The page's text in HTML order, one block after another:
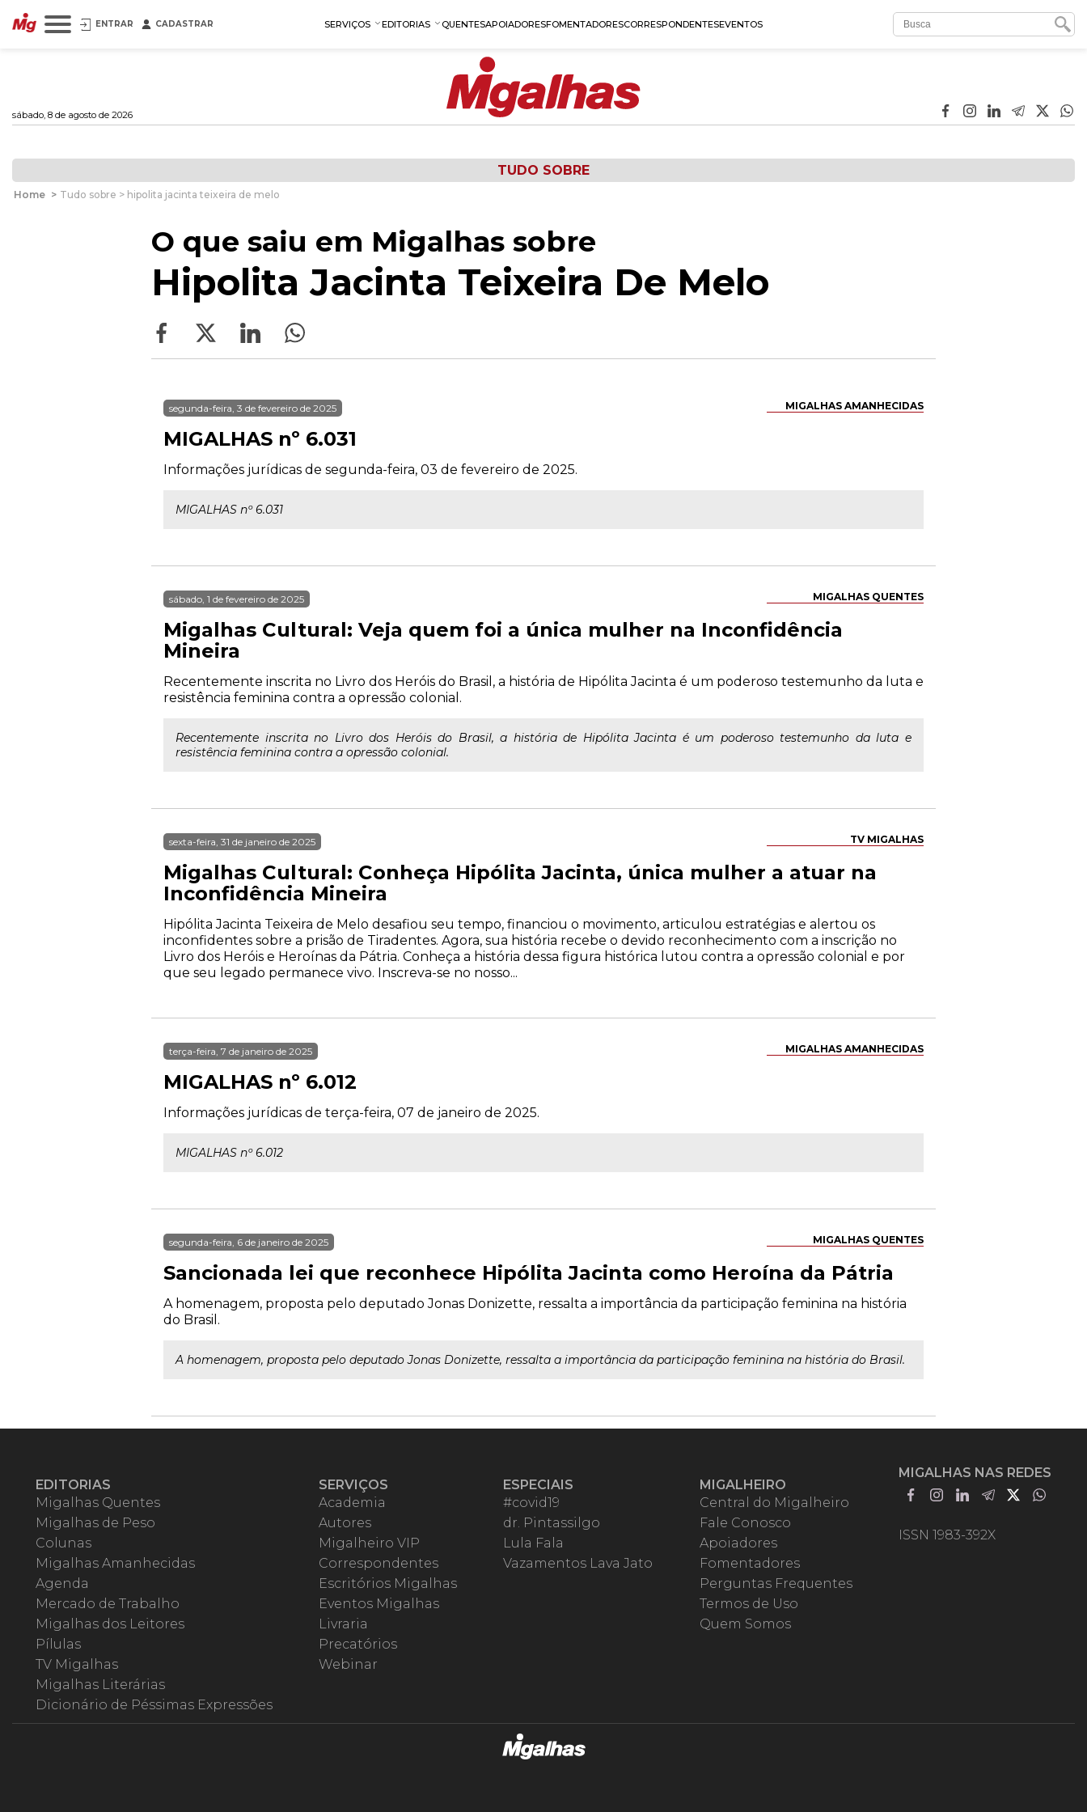
ENTRAR CADASTRAR SERVIÇOS EDITORIAS QUENTESAPOIADORESFOMENTADORESCORRESPONDENTESEVENTOS
sábado, 8 de agosto de 2026
TUDO SOBRE
Home > Tudo sobre > hipolita jacinta teixeira de melo
O que saiu em Migalhas sobre
Hipolita Jacinta Teixeira De Melo
MIGALHAS AMANHECIDAS
segunda-feira, 3 de fevereiro de 2025
MIGALHAS nº 6.031
Informações jurídicas de segunda-feira, 03 de fevereiro de 2025.
MIGALHAS nº 6.031
MIGALHAS QUENTES
sábado, 1 de fevereiro de 2025
Migalhas Cultural: Veja quem foi a única mulher na Inconfidência
Mineira
Recentemente inscrita no Livro dos Heróis do Brasil, a história de Hipólita Jacinta é um poderoso testemunho da luta e
resistência feminina contra a opressão colonial.
Recentemente inscrita no Livro dos Heróis do Brasil, a história de Hipólita Jacinta é um poderoso testemunho da luta e
resistência feminina contra a opressão colonial.
TV MIGALHAS
sexta-feira, 31 de janeiro de 2025
Migalhas Cultural: Conheça Hipólita Jacinta, única mulher a atuar na
Inconfidência Mineira
Hipólita Jacinta Teixeira de Melo desafiou seu tempo, financiou o movimento, articulou estratégias e alertou os
inconfidentes sobre a prisão de Tiradentes. Agora, sua história recebe o devido reconhecimento com a inscrição no
Livro dos Heróis e Heroínas da Pátria. Conheça a história dessa figura histórica lutou contra a opressão colonial e por
que seu legado permanece vivo. Inscreva-se no nosso...
MIGALHAS AMANHECIDAS
terça-feira, 7 de janeiro de 2025
MIGALHAS nº 6.012
Informações jurídicas de terça-feira, 07 de janeiro de 2025.
MIGALHAS nº 6.012
MIGALHAS QUENTES
segunda-feira, 6 de janeiro de 2025
Sancionada lei que reconhece Hipólita Jacinta como Heroína da Pátria
A homenagem, proposta pelo deputado Jonas Donizette, ressalta a importância da participação feminina na história
do Brasil.
A homenagem, proposta pelo deputado Jonas Donizette, ressalta a importância da participação feminina na história do Brasil.
EDITORIAS
Migalhas Quentes
Migalhas de Peso
Colunas
Migalhas Amanhecidas
Agenda
Mercado de Trabalho
Migalhas dos Leitores
Pílulas
TV Migalhas
Migalhas Literárias
Dicionário de Péssimas Expressões
SERVIÇOS
Academia
Autores
Migalheiro VIP
Correspondentes
Escritórios Migalhas
Eventos Migalhas
Livraria
Precatórios
Webinar
ESPECIAIS
#covid19
dr. Pintassilgo
Lula Fala
Vazamentos Lava Jato
MIGALHEIRO
Central do Migalheiro
Fale Conosco
Apoiadores
Fomentadores
Perguntas Frequentes
Termos de Uso
Quem Somos
MIGALHAS NAS REDES
ISSN 1983-392X